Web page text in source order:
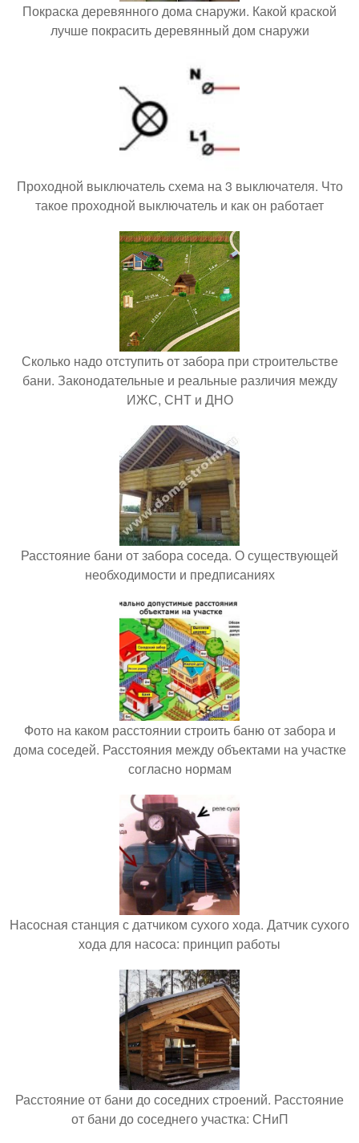
Покраска деревянного дома снаружи. Какой краской
лучше покрасить деревянный дом снаружи
Проходной выключатель схема на 3 выключателя. Что
такое проходной выключатель и как он работает
Сколько надо отступить от забора при строительстве
бани. Законодательные и реальные различия между
ИЖС, СНТ и ДНО
Расстояние бани от забора соседа. О существующей
необходимости и предписаниях
Фото на каком расстоянии строить баню от забора и
дома соседей. Расстояния между объектами на участке
согласно нормам
Насосная станция с датчиком сухого хода. Датчик сухого
хода для насоса: принцип работы
Расстояние от бани до соседних строений. Расстояние
от бани до соседнего участка: СНиП